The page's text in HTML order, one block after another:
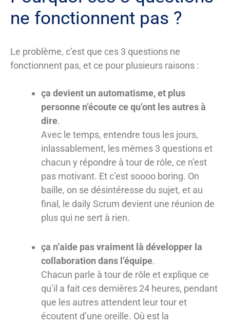
ne fonctionnent pas ?
Le problème, c’est que ces 3 questions ne
fonctionnent pas, et ce pour plusieurs raisons :
ça devient un automatisme, et plus
personne n’écoute ce qu’ont les autres à
dire.
Avec le temps, entendre tous les jours,
inlassablement, les mêmes 3 questions et
chacun y répondre à tour de rôle, ce n’est
pas motivant. Et c’est soooo boring. On
baille, on se désintéresse du sujet, et au
final, le daily Scrum devient une réunion de
plus qui ne sert à rien.
ça n’aide pas vraiment là développer la
collaboration dans l’équipe.
Chacun parle à tour de rôle et explique ce
qu’il a fait ces dernières 24 heures, pendant
que les autres attendent leur tour et
écoutent d’une oreille. Où est la